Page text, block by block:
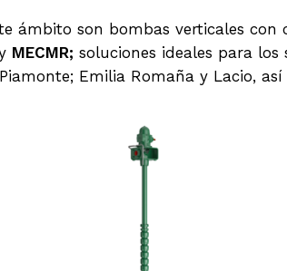
ámbito son bombas verticales
MECMR; soluciones ideales para
Emilia Romaña y Lacio,